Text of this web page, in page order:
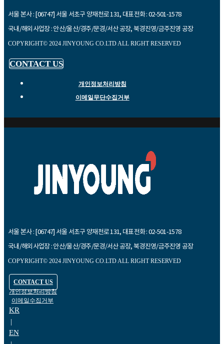
서울 본사 : [06747] 서울 서초구 양재천로 131, 대표전화 : 02-501-1578
국내/해외사업장 : 안산/울산/경주/문경/서산 공장, 북경진영/금주진영 공장
COPYRIGHT© 2024 JINYOUNG CO.LTD ALL RIGHT RESERVED
CONTACT US
개인정보처리방침
이메일무단수집거부
서울 본사 : [06747] 서울 서초구 양재천로 131, 대표전화 : 02-501-1578
국내/해외사업장 : 안산/울산/경주/문경/서산 공장, 북경진영/금주진영 공장
COPYRIGHT© 2024 JINYOUNG CO.LTD ALL RIGHT RESERVED
CONTACT US
개인정보처리방침
이메일수집거부
KR
|
EN